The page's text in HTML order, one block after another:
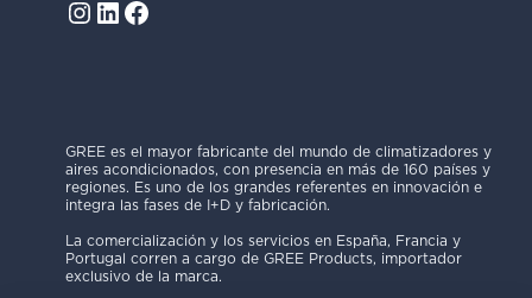
Instagram
LinkedIn
Facebook
GREE es el mayor fabricante del mundo de climatizadores y
aires acondicionados, con presencia en más de 160 países y
regiones. Es uno de los grandes referentes en innovación e
integra las fases de I+D y fabricación.
La comercialización y los servicios en España, Francia y
Portugal corren a cargo de GREE Products, importador
exclusivo de la marca.